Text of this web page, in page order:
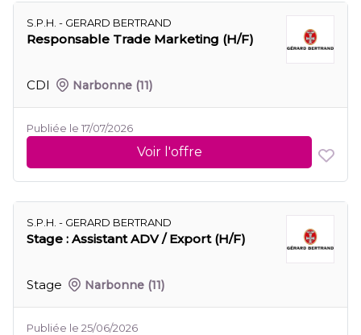
S.P.H. - GERARD BERTRAND
Responsable Trade Marketing (H/F)
CDI Narbonne (11)
Publiée le 17/07/2026
Voir l'offre
S.P.H. - GERARD BERTRAND
Stage : Assistant ADV / Export (H/F)
Stage Narbonne (11)
Publiée le 25/06/2026